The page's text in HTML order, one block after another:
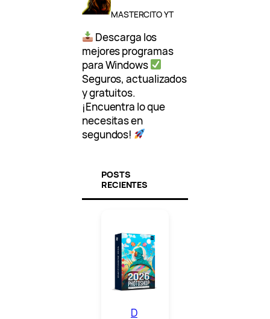
MASTERCITO YT
Descarga los
mejores programas
para Windows
Seguros, actualizados
y gratuitos.
¡Encuentra lo que
necesitas en
segundos!
POSTS
RECIENTES
D